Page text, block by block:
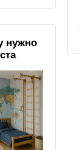
нужно